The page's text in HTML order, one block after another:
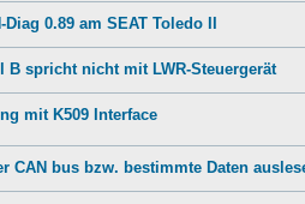
Diag 0.89 am SEAT Toledo II
B spricht nicht mit LWR-Steuergerät
mit K509 Interface
CAN bus bzw. bestimmte Daten